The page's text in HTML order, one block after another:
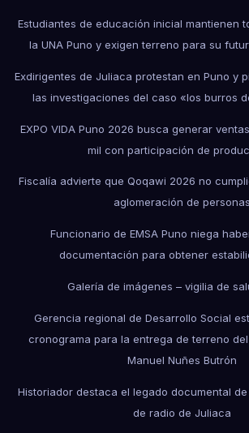
Estudiantes de educación inicial mantienen
la UNA Puno y exigen terreno para su
Exdirigentes de Juliaca protestan en Puno y
las investigaciones del caso «los burros
EXPO VIDA Puno 2026 busca generar
mil con participación de
Fiscalía advierte que Qoqawi 2026 no
aglomeración de personas
Funcionario de EMSA Puno niega
documentación para obtener
Galería de imágenes – vigilia de
Gerencia regional de Desarrollo Social
cronograma para la entrega de terreno
Manuel Nuñes Butrón
Historiador destaca el legado documental
de radio de Juliaca